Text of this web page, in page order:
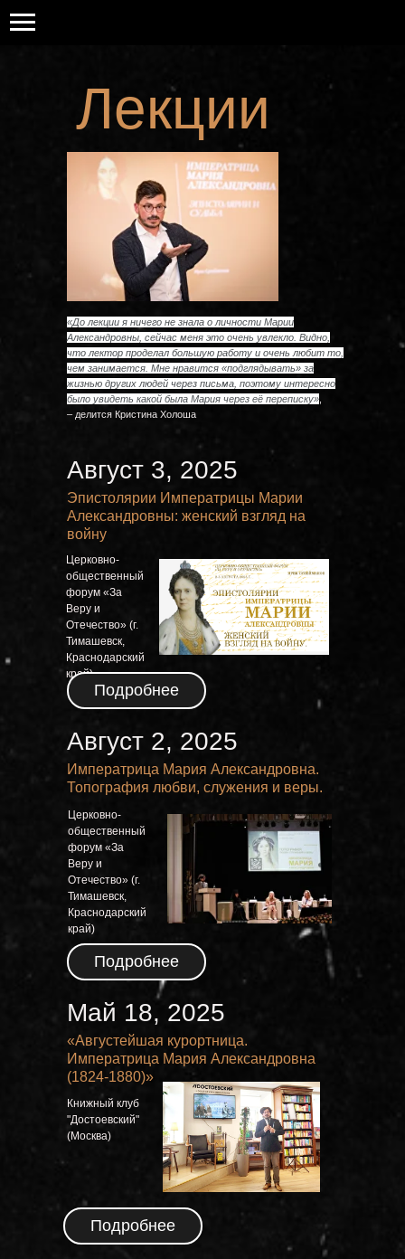
Лекции
«До лекции я ничего не знала о личности Марии
Александровны, сейчас меня это очень увлекло. Видно,
что лектор проделал большую работу и очень любит то,
чем занимается. Мне нравится «подглядывать» за
жизнью других людей через письма, поэтому интересно
было увидеть какой была Мария через её переписку»
– делится Кристина Холоша
Август 3, 2025
Эпистолярии Императрицы Марии
Александровны: женский взгляд на
войну
Церковно-
общественный
форум «За
Веру и
Отечество» (г.
Тимашевск,
Краснодарский
край)
Подробнее
Август 2, 2025
Императрица Мария Александровна.
Топография любви, служения и веры.
Церковно-
общественный
форум «За
Веру и
Отечество» (г.
Тимашевск,
Краснодарский
край)
Подробнее
Май 18, 2025
«Августейшая курортница.
Императрица Мария Александровна
(1824-1880)»
Книжный клуб
"Достоевский"
(Москва)
Подробнее